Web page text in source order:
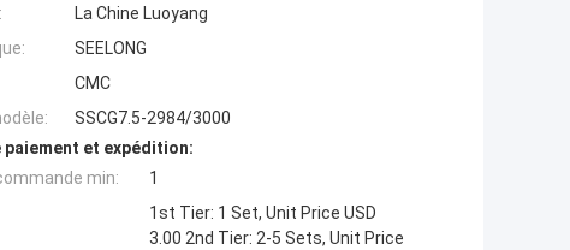
La Chine Luoyang
SEELONG
CMC
SSCG7.5-2984/3000
et expédition:
min:
1
1st Tier: 1 Set, Unit Price USD
3.00 2nd Tier: 2-5 Sets, Unit Price